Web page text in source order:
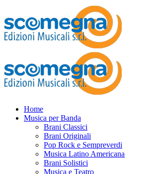
Home
Musica per Banda
Brani Classici
Brani Originali
Pop Rock e Sempreverdi
Musica Latino Americana
Brani Solistici
Musica e Teatro